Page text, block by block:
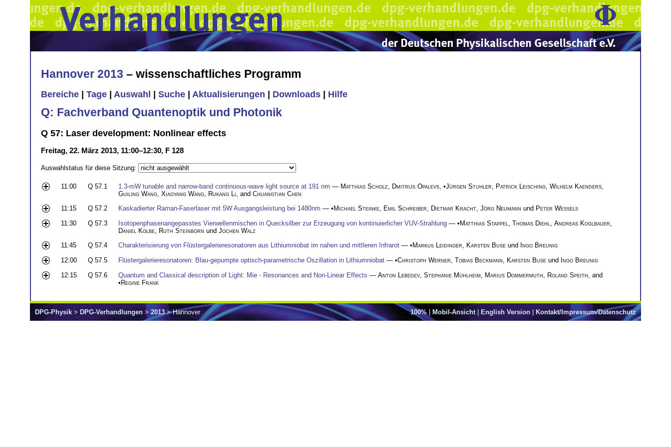
Hannover 2013 – wissenschaftliches Programm
Bereiche Tage Auswahl Suche Aktualisierungen Downloads Hilfe
Q: Fachverband Quantenoptik und Photonik
Q 57: Laser development: Nonlinear effects
Freitag, 22. März 2013, 11:00–12:30, F 128
Auswahlstatus für diese Sitzung:
11:00 Q 57.1 1.3-mW tunable and narrow-band continuous-wave light source at 191 nm — Matthias Scholz Dmitrijs Opalevs , •Jürgen Stuhler Patrick Leisching Wilhelm Kaenders
Guiling Wang Xiaoyang Wang Rukang Li , and Chuangtian Chen
11:15
Q 57.2 Kaskadierter Raman-Faserlaser mit 5W Ausgangsleistung bei 1480nm — •Michael Steinke Emil Schreiber Dietmar Kracht Jörg Neumann und Peter Weßels
11:30
Q 57.3 Isotopenphasenangepasstes Vierwellenmischen in Quecksilber zur Erzeugung von kontinuierlicher VUV-Strahlung — •Matthias Stappel Thomas Diehl Andreas Koglbauer
Daniel Kolbe Ruth Steinborn und Jochen Walz
11:45
Q 57.4 Charakterisierung von Flüstergalerieresonatoren aus Lithiumniobat im nahen und mittleren Infrarot — •Markus Leidinger Karsten Buse und Ingo Breunig
12:00
Q 57.5 Flüstergalerieresonatoren: Blau-gepumpte optisch-parametrische Oszillation in Lithiumniobat — •Christoph Werner Tobias Beckmann Karsten Buse und Ingo Breunig
12:15
Q 57.6 Quantum and Classical description of Light: Mie - Resonances and Non-Linear Effects — Anton Lebedev Stephanie Mühlheim Marius Dommermuth Roland Speith , and
•Regine Frank
100%| Mobil-Ansicht | English Version | Kontakt/Impressum/Datenschutz
DPG-Physik > DPG-Verhandlungen > 2013> Hannover